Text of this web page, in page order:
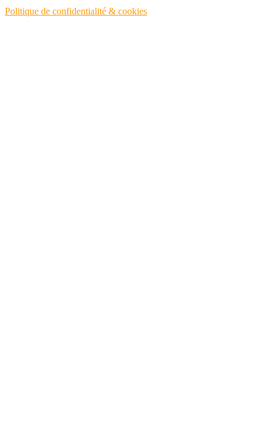
Politique de confidentialité & cookies